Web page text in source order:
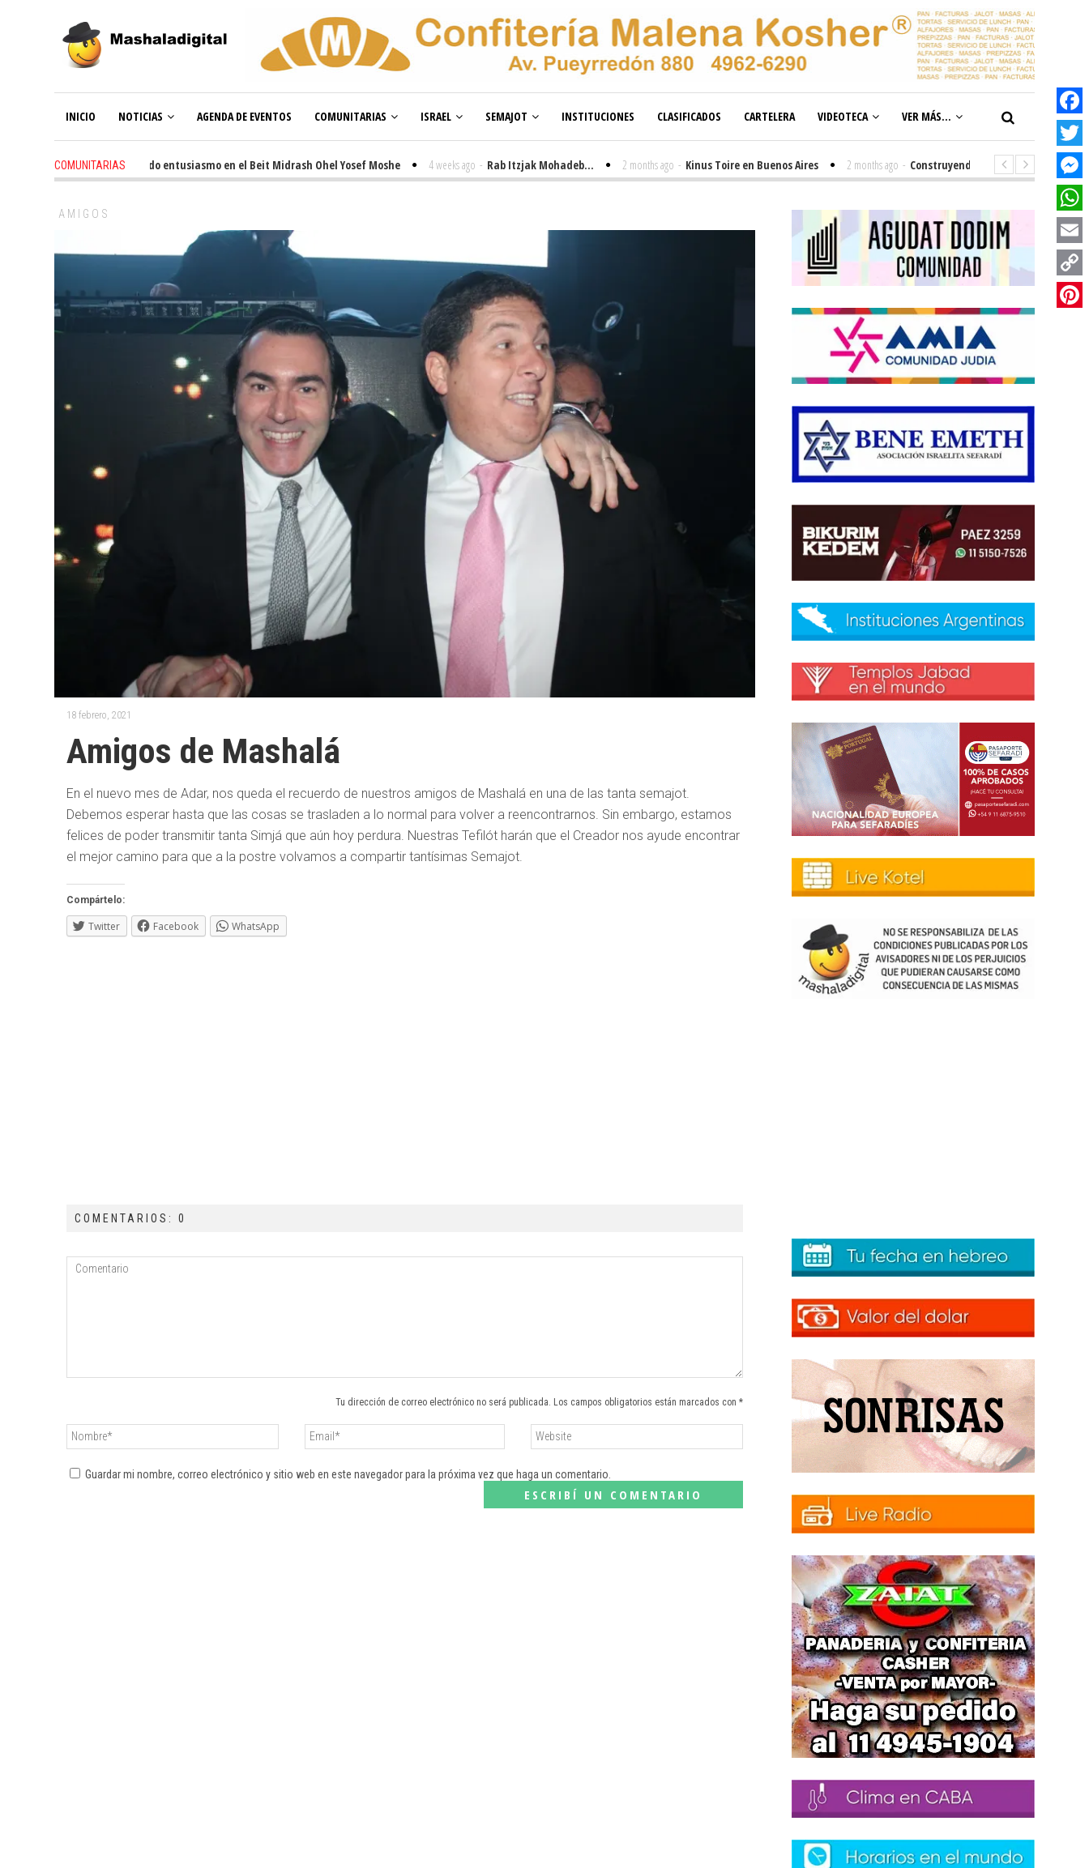
INICIO NOTICIAS AGENDA DE EVENTOS COMUNITARIAS ISRAEL SEMAJOT INSTITUCIONES CLASIFICADOS CARTELERA VIDEOTECA VER MÁS...
COMUNITARIAS
3 weeks ago - Renovado entusiasmo en el Beit Midrash Ohel Yosef Moshe 4 weeks ago - Rab Itzjak Mohadeb... 2 months ago - Kinus Toire en Buenos Aires 2 months ago - Construyendo el futuro de la inclusión en
AMIGOS
18 febrero, 2021
Amigos de Mashalá
En el nuevo mes de Adar, nos queda el recuerdo de nuestros amigos de Mashalá en una de las tanta semajot.
Debemos esperar hasta que las cosas se trasladen a lo normal para volver a reencontrarnos. Sin embargo, estamos
felices de poder transmitir tanta Simjá que aún hoy perdura. Nuestras Tefilót harán que el Creador nos ayude encontrar
el mejor camino para que a la postre volvamos a compartir tantísimas Semajot.
Compártelo:
Twitter Facebook WhatsApp
COMENTARIOS: 0
Tu dirección de correo electrónico no será publicada. Los campos obligatorios están marcados con *
Guardar mi nombre, correo electrónico y sitio web en este navegador para la próxima vez que haga un comentario.
Facebook
Twitter
Email
Copy